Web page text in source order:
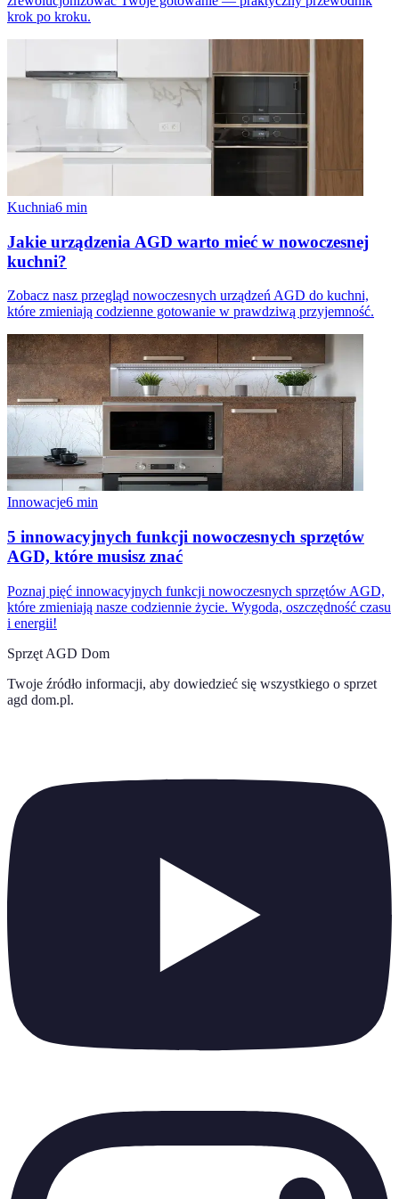
krok po kroku.
Kuchnia6 min
Jakie urządzenia AGD warto mieć w nowoczesnej
kuchni?
Zobacz nasz przegląd nowoczesnych urządzeń AGD do kuchni,
które zmieniają codzienne gotowanie w prawdziwą przyjemność.
Innowacje6 min
5 innowacyjnych funkcji nowoczesnych sprzętów
AGD, które musisz znać
Poznaj pięć innowacyjnych funkcji nowoczesnych sprzętów AGD,
które zmieniają nasze codziennie życie. Wygoda, oszczędność czasu
i energii!
Sprzęt AGD Dom
Twoje źródło informacji, aby dowiedzieć się wszystkiego o sprzet
agd dom.pl.